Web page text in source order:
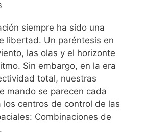
siempre ha sido una
libertad. Un paréntesis en
las olas y el horizonte
Sin embargo, en la era
total, nuestras
mando se parecen cada
los centros de control de las
Combinaciones de